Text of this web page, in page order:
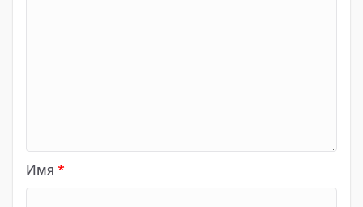
Имя *